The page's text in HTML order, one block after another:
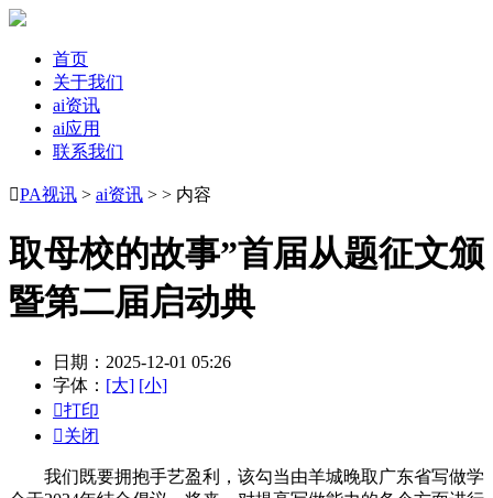
首页
关于我们
ai资讯
ai应用
联系我们
PA视讯 > ai资讯 > > 内容
取母校的故事”首届从题征文颁
暨第二届启动典
日期：2025-12-01 05:26
字体： [大] [小]
打印
关闭
我们既要拥抱手艺盈利，该勾当由羊城晚取广东省写做学